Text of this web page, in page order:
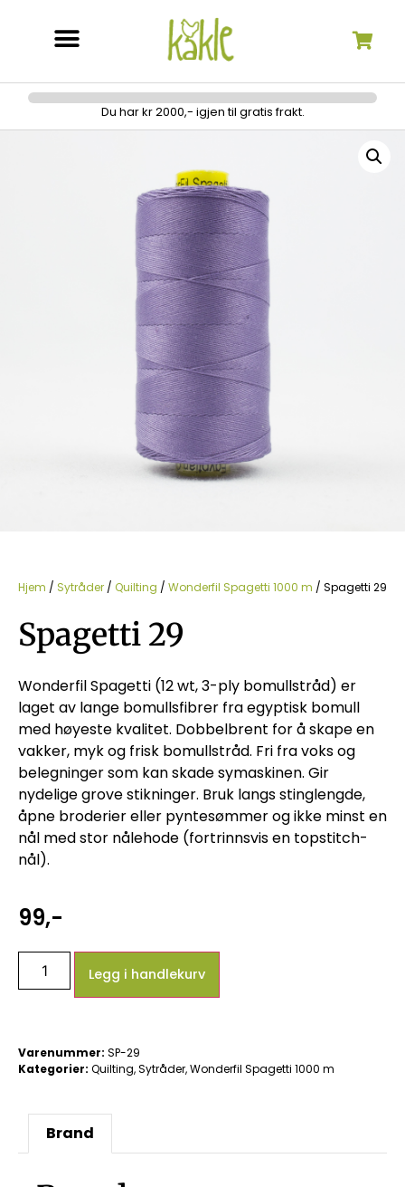
Du har kr 2000,- igjen til gratis frakt.
Hjem / Sytråder / Quilting / Wonderfil Spagetti 1000 m / Spagetti 29
Spagetti 29
Wonderfil Spagetti (12 wt, 3-ply bomullstråd) er
laget av lange bomullsfibrer fra egyptisk bomull
med høyeste kvalitet. Dobbelbrent for å skape en
vakker, myk og frisk bomullstråd. Fri fra voks og
belegninger som kan skade symaskinen. Gir
nydelige grove stikninger. Bruk langs stinglengde,
åpne broderier eller pyntesømmer og ikke minst en
nål med stor nålehode (fortrinnsvis en topstitch-
nål).
99,-
Legg i handlekurv
Varenummer: SP-29
Kategorier: Quilting,Sytråder,Wonderfil Spagetti 1000 m
Brand